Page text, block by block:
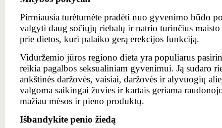
Pirmiausia turėtumėte pradėti nuo gyvenimo būdo
valgyti daug sočiųjų riebalų ir natrio turinčius
prie dietos, kuri palaiko gerą erekcijos funkciją.
Viduržemio jūros regiono dieta yra populiarus
reikia pagalbos seksualiniam gyvenimui. Ją sudaro
ankštinės daržovės, vaisiai, daržovės ir alyvuogių
valgoma saikingai žuvies ir kartais geriama
mažiau mėsos ir pieno produktų.
Išbandykite penio žiedą